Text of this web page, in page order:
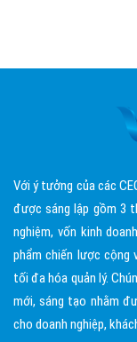
Với ý tưởng của các
được sáng lập gồm 3
nghiệm, vốn kinh
phẩm chiến lược cộng
tối đa hóa quản lý.
mới, sáng tạo nhằm
cho doanh nghiệp,